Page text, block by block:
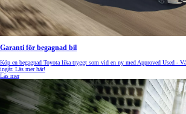
Garanti för begagnad bil
Köp en begagnad Toyota lika tryggt som vid en ny med Approved Used -
ingår. Läs mer här!
Läs mer